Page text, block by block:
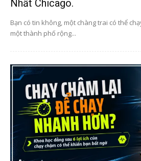
Nhất Chicago.
Bạn có tin không, một chàng trai có thể
một thành phố rộng...